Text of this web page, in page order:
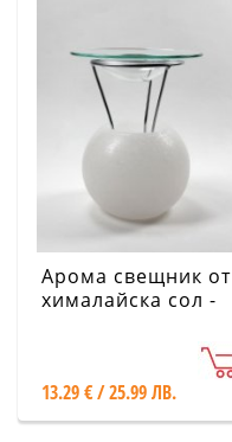
Арома свещник от
хималайска сол -
13.29 € / 25.99 ЛВ.